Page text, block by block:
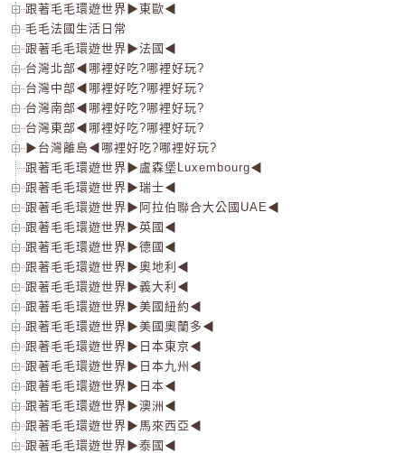
跟著毛毛環遊世界▶東歐◀
毛毛法國生活日常
跟著毛毛環遊世界▶法國◀
台灣北部◀哪裡好吃?哪裡好玩?
台灣中部◀哪裡好吃?哪裡好玩?
台灣南部◀哪裡好吃?哪裡好玩?
台灣東部◀哪裡好吃?哪裡好玩?
▶台灣離島◀哪裡好吃?哪裡好玩?
跟著毛毛環遊世界▶盧森堡Luxembourg◀
跟著毛毛環遊世界▶瑞士◀
跟著毛毛環遊世界▶阿拉伯聯合大公國UAE◀
跟著毛毛環遊世界▶英國◀
跟著毛毛環遊世界▶德國◀
跟著毛毛環遊世界▶奧地利◀
跟著毛毛環遊世界▶義大利◀
跟著毛毛環遊世界▶美國紐約◀
跟著毛毛環遊世界▶美國奧蘭多◀
跟著毛毛環遊世界▶日本東京◀
跟著毛毛環遊世界▶日本九州◀
跟著毛毛環遊世界▶日本◀
跟著毛毛環遊世界▶澳洲◀
跟著毛毛環遊世界▶馬來西亞◀
跟著毛毛環遊世界▶泰國◀